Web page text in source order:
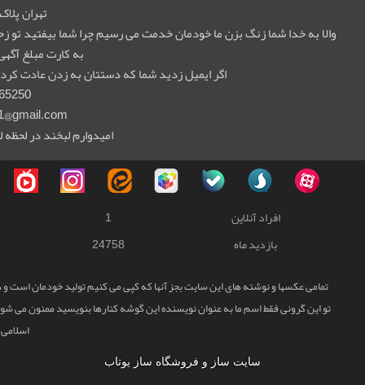
تهران پلاک 55
والا به خدا شما زنگ بزن ما خودمان خدمت می رسیم چرا شما
به کارت مبلغ
اگر ایمیل زدید شما که دستتان به زدن عادت
امیدوارم لبخند در
افراد آنلاین
1
بازدید ماه
24758
تمامی عکسها و نوشته های این سایت بجز آنها که کپی می کنیم تولید خودمان است
تو این گرونی فقط اسم ما به عنوان نویسنده این گوشه کنارها بنویسید ممنون می
سایت ساز و فروشگاه ساز یوتاب